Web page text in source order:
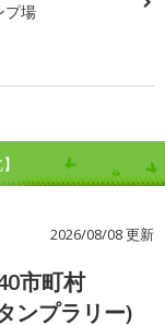
プ場
2026/08/08 更新
市町村
ンプラリー)